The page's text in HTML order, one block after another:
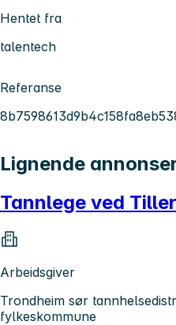
Hentet fra
talentech
Referanse
Lignende
Tannlege ved
Arbeidsgiver
Trondheim sør
fylkeskommune